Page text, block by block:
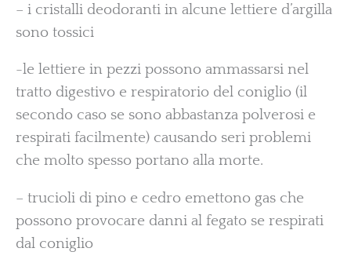
– i cristalli deodoranti in alcune lettiere d’argilla
sono tossici
-le lettiere in pezzi possono ammassarsi nel
tratto digestivo e respiratorio del coniglio (il
secondo caso se sono abbastanza polverosi e
respirati facilmente) causando seri problemi
che molto spesso portano alla morte.
– trucioli di pino e cedro emettono gas che
possono provocare danni al fegato se respirati
dal coniglio